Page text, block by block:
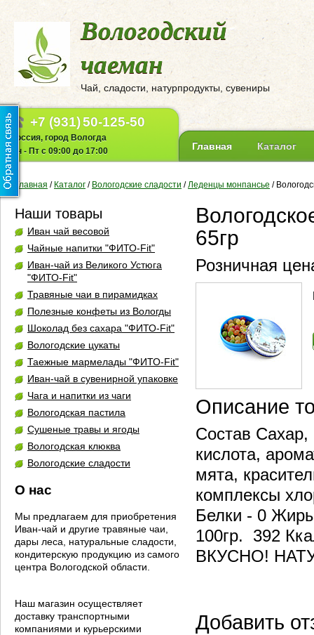
Вологодский
чаеман
Чай, сладости, натурпродукты, сувениры
+7 (931)50-125-50
Россия, город Вологда
Пн - Пт с 09:00 до 17:00
Главная Каталог
Главная / Каталог / Вологодские сладости / Леденцы монпансье /
Наши товары
Иван чай весовой
Чайные напитки "ФИТО-Fit"
Иван-чай из Великого Устюга
"ФИТО-Fit"
Травяные чаи в пирамидках
Полезные конфеты из Вологды
Шоколад без сахара "ФИТО-Fit"
Вологодские цукаты
Таежные мармелады "ФИТО-Fit"
Иван-чай в сувенирной упаковке
Чага и напитки из чаги
Вологодская пастила
Сушеные травы и ягоды
Вологодская клюква
Вологодские сладости
О нас
Мы предлагаем для приобретения
Иван-чай и другие травяные чаи,
дары леса, натуральные сладости,
кондитерскую продукцию из самого
центра Вологодской области.
Наш магазин осуществляет
доставку транспортными
компаниями и курьерскими
65гр
Розничная
Описание
Состав Сахар,
кислота,
мята,
комплексы
Белки - 0
100гр. 392
ВКУСНО!
Добавить